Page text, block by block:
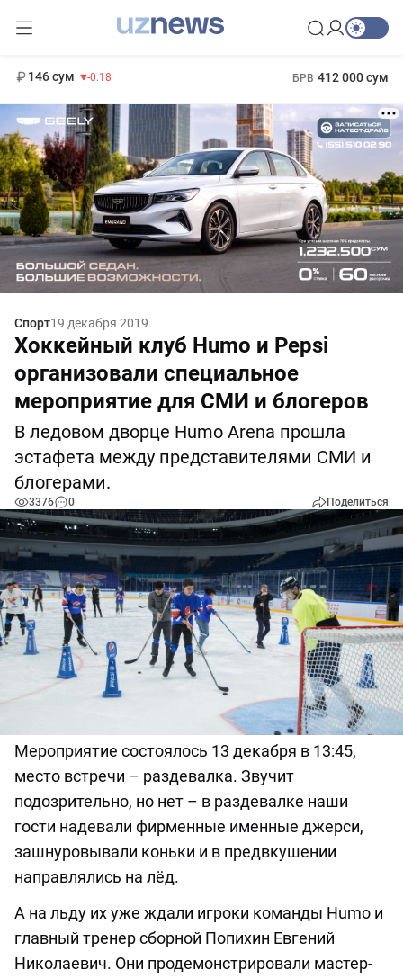
146 сум -0.18 БРВ 412 000 сум
Спорт19 декабря 2019
Хоккейный клуб Humo и Pepsi
организовали специальное
мероприятие для СМИ и блогеров
В ледовом дворце Humo Arena прошла
эстафета между представителями СМИ и
блогерами.
3376 0 Поделиться
Мероприятие состоялось 13 декабря в 13:45,
место встречи – раздевалка. Звучит
подозрительно, но нет – в раздевалке наши
гости надевали фирменные именные джерси,
зашнуровывали коньки и в предвкушении
направлялись на лёд.
А на льду их уже ждали игроки команды Humo и
главный тренер сборной Попихин Евгений
Николаевич. Они продемонстрировали мастер-